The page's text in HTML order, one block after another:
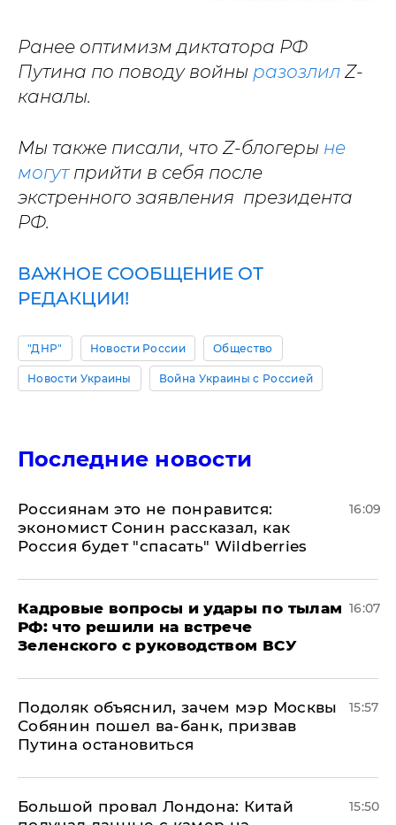
Ранее оптимизм диктатора РФ
Путина по поводу войны разозлил Z-
каналы.
Мы также писали, что Z-блогеры не
могутприйти в себя после
экстренного заявления президента
РФ.
ВАЖНОЕ СООБЩЕНИЕ ОТ
РЕДАКЦИИ!
"ДНР" Новости России Общество
Новости Украины Война Украины с Россией
Последние новости
Россиянам это не понравится:
экономист Сонин рассказал, как
Россия будет "спасать" Wildberries
16:09
Кадровые вопросы и удары по тылам
РФ: что решили на встрече
Зеленского с руководством ВСУ
16:07
Подоляк объяснил, зачем мэр Москвы
Собянин пошел ва-банк, призвав
Путина остановиться
15:57
Большой провал Лондона: Китай
15:50